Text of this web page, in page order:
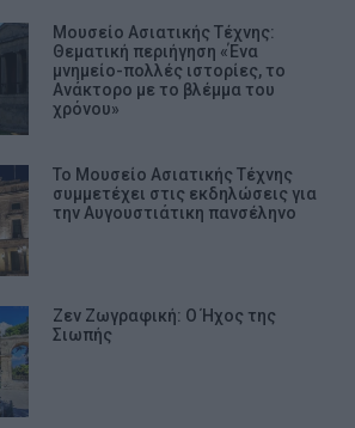
Μουσείο Ασιατικής Τέχνης:
Θεματική περιήγηση «Ένα
μνημείο-πολλές ιστορίες, το
Ανάκτορο με το βλέμμα του
χρόνου»
Το Μουσείο Ασιατικής Τέχνης
συμμετέχει στις εκδηλώσεις για
την Αυγουστιάτικη πανσέληνο
Ζεν Ζωγραφική: Ο Ήχος της
Σιωπής